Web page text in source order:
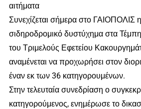
αιτήματα
Συνεχίζεται σήμερα στο ΓΑΙΟΠΟΛΙΣ η
σιδηροδρομικό δυστύχημα στα
του Τριμελούς Εφετείου
αναμένεται να προχωρήσει στον
έναν εκ των 36 κατηγορουμένων.
Στην τελευταία συνεδρίαση ο
κατηγορούμενος, ενημέρωσε το